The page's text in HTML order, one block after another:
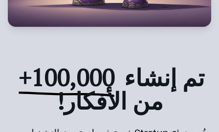
تم إنشاء 100,000+
من الأفكار!